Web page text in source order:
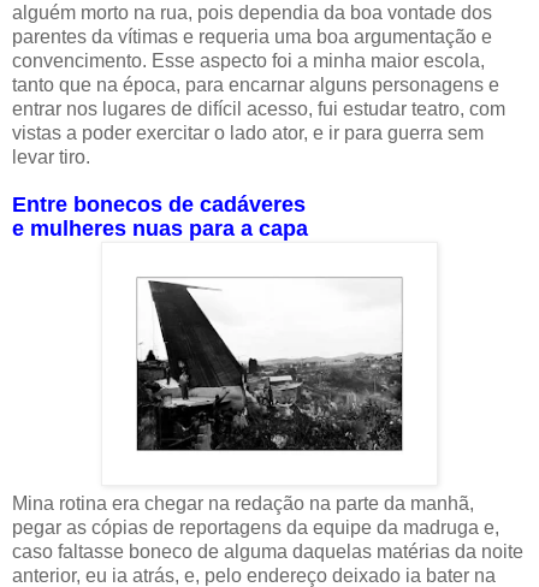
alguém morto na rua, pois dependia da boa vontade dos
parentes da vítimas e requeria uma boa argumentação e
convencimento. Esse aspecto foi a minha maior escola,
tanto que na época, para encarnar alguns personagens e
entrar nos lugares de difícil acesso, fui estudar teatro, com
vistas a poder exercitar o lado ator, e ir para guerra sem
levar tiro.
Entre bonecos de cadáveres
e mulheres nuas para a capa
Mina rotina era chegar na redação na parte da manhã,
pegar as cópias de reportagens da equipe da madruga e,
caso faltasse boneco de alguma daquelas matérias da noite
anterior, eu ia atrás, e, pelo endereço deixado ia bater na